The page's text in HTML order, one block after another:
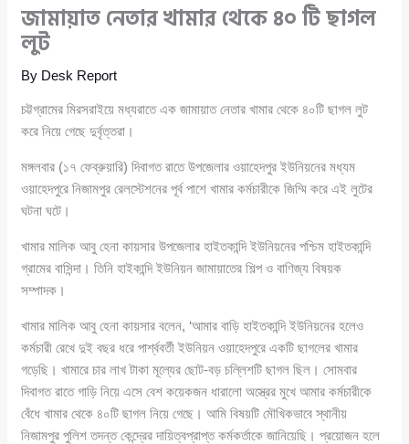
জামায়াত নেতার খামার থেকে ৪০ টি ছাগল
লুট
By Desk Report
চট্টগ্রামের মিরসরাইয়ে মধ্যরাতে এক জামায়াত নেতার খামার থেকে ৪০টি ছাগল লুট
করে নিয়ে গেছে দুর্বৃত্তরা।
মঙ্গলবার (১৭ ফেব্রুয়ারি) দিবাগত রাতে উপজেলার ওয়াহেদপুর ইউনিয়নের মধ্যম
ওয়াহেদপুরে নিজামপুর রেলস্টেশনের পূর্ব পাশে খামার কর্মচারীকে জিম্মি করে এই লুটের
ঘটনা ঘটে।
খামার মালিক আবু হেনা কায়সার উপজেলার হাইতকান্দি ইউনিয়নের পশ্চিম হাইতকান্দি
গ্রামের বাসিন্দা। তিনি হাইকান্দি ইউনিয়ন জামায়াতের শিল্প ও বাণিজ্য বিষয়ক
সম্পাদক।
খামার মালিক আবু হেনা কায়সার বলেন, ‘আমার বাড়ি হাইতকান্দি ইউনিয়নের হলেও
কর্মচারী রেখে দুই বছর ধরে পার্শ্ববর্তী ইউনিয়ন ওয়াহেদপুরে একটি ছাগলের খামার
গড়েছি। খামারে চার লাখ টাকা মূল্যের ছোট-বড় চল্লিশটি ছাগল ছিল। সোমবার
দিবাগত রাতে গাড়ি নিয়ে এসে বেশ কয়েকজন ধারালো অস্ত্রের মুখে আমার কর্মচারীকে
বেঁধে খামার থেকে ৪০টি ছাগল নিয়ে গেছে। আমি বিষয়টি মৌখিকভাবে স্থানীয়
নিজামপুর পুলিশ তদন্ত কেন্দ্রের দায়িত্বপ্রাপ্ত কর্মকর্তাকে জানিয়েছি। প্রয়োজন হলে